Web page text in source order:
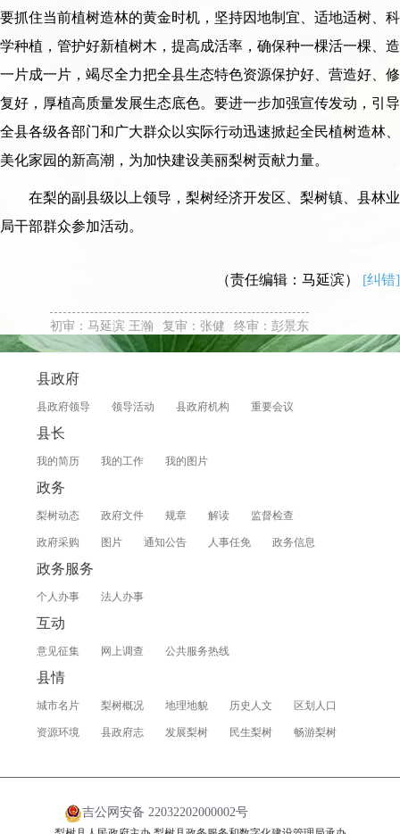
要抓住当前植树造林的黄金时机，坚持因地制宜、适地适树、科
学种植，管护好新植树木，提高成活率，确保种一棵活一棵、造
一片成一片，竭尽全力把全县生态特色资源保护好、营造好、修
复好，厚植高质量发展生态底色。要进一步加强宣传发动，引导
全县各级各部门和广大群众以实际行动迅速掀起全民植树造林、
美化家园的新高潮，为加快建设美丽梨树贡献力量。
在梨的副县级以上领导，梨树经济开发区、梨树镇、县林业
局干部群众参加活动。
（责任编辑：马延滨） [纠错]
初审：马延滨 王瀚 复审：张健 终审：彭景东
县政府
县政府领导 领导活动 县政府机构 重要会议
县长
我的简历 我的工作 我的图片
政务
梨树动态 政府文件 规章 解读 监督检查
政府采购 图片 通知公告 人事任免 政务信息
政务服务
个人办事 法人办事
互动
意见征集 网上调查 公共服务热线
县情
城市名片 梨树概况 地理地貌 历史人文 区划人口
资源环境 县政府志 发展梨树 民生梨树 畅游梨树
吉公网安备 22032202000002号